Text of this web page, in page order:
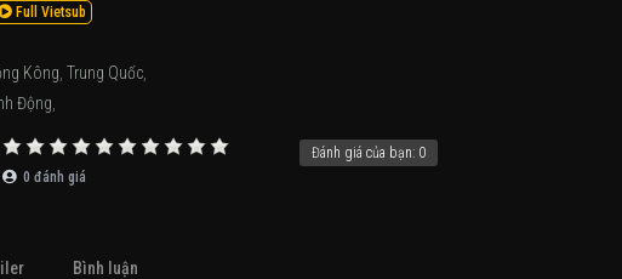
Full Vietsub
Kông Trung Quốc
Động
Đánh giá của bạn: 0
0 đánh giá
Bình luận